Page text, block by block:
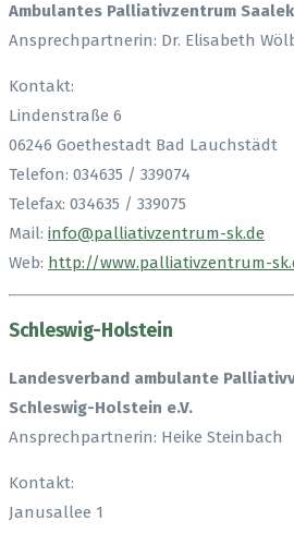
Ambulantes Palliativzentrum
Ansprechpartnerin: Dr. Elisabeth
Kontakt:
Lindenstraße 6
06246 Goethestadt Bad Lauchstädt
Telefon: 034635 / 339074
Telefax: 034635 / 339075
Mail: info@palliativzentrum-sk.de
Web: http://www.palliativzentrum-
Schleswig-Holstein
Landesverband ambulante
Schleswig-Holstein e.V.
Ansprechpartnerin: Heike Steinbach
Kontakt:
Janusallee 1